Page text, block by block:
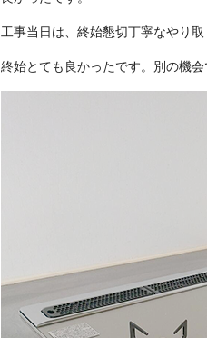
工事当日は、終始懇切丁寧なやり
終始とても良かったです。別の機会